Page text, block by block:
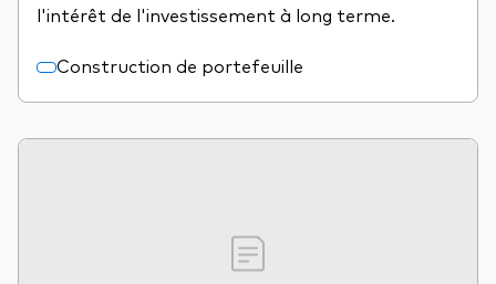
l'intérêt de l'investissement à long terme.
Construction de portefeuille